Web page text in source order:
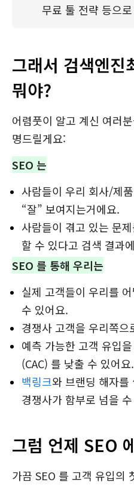
무료 툴 전략 등으
그래서 검색엔
뭐야?
어렴풋이 알고 계신 여러
명드릴게요:
SEO 는
사람들이 우리 회사/제
“잘” 보여지는거에요.
사람들이 겪고 있는 문
할 수 있다고 검색 결과
SEO 를 통해 우리는
실제 고객들이 우리를
수 있어요.
경쟁사 고객을 우리쪽
예측 가능한 고객 유입
(CAC) 를 낮출 수 있어요.
백링크와 브랜딩 해자를
경쟁사가 함부로 넘을
그럼 언제 SEO
가끔 SEO 를 고객 유입의